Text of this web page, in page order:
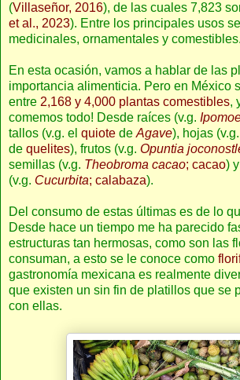
(Villaseñor, 2016), de las cuales 7,823
et al., 2023). Entre los principales usos
medicinales, ornamentales y comestibles.
En esta ocasión, vamos a hablar de las
importancia alimenticia. Pero en México
entre 2,168 y 4,000 plantas comestibles,
comemos todo! Desde raíces (v.g.
tallos (v.g. el quiote de Agave), hojas
de quelites), frutos (v.g. Opuntia
semillas (v.g. Theobroma cacao; cacao)
(v.g. Cucurbita; calabaza).
Del consumo de estas últimas es de lo
Desde hace un tiempo me ha parecido
estructuras tan hermosas, como son las
consuman, a esto se le conoce como
gastronomía mexicana es realmente
que existen un sin fin de platillos que se
con ellas.